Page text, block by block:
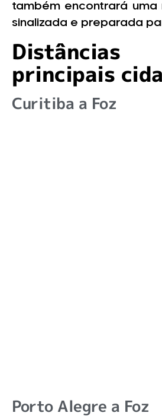
também encontrará uma
sinalizada e preparada
principais
Curitiba a Foz
Porto Alegre a Foz